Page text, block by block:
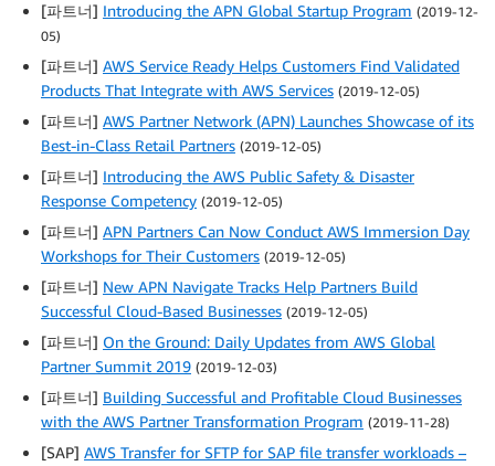
[파트너] Introducing the APN Global Startup Program (2019-12-
05)
[파트너] AWS Service Ready Helps Customers Find Validated
Products That Integrate with AWS Services (2019-12-05)
[파트너] AWS Partner Network (APN) Launches Showcase of its
Best-in-Class Retail Partners (2019-12-05)
[파트너] Introducing the AWS Public Safety & Disaster
Response Competency (2019-12-05)
[파트너] APN Partners Can Now Conduct AWS Immersion Day
Workshops for Their Customers (2019-12-05)
[파트너] New APN Navigate Tracks Help Partners Build
Successful Cloud-Based Businesses (2019-12-05)
[파트너] On the Ground: Daily Updates from AWS Global
Partner Summit 2019 (2019-12-03)
[파트너] Building Successful and Profitable Cloud Businesses
with the AWS Partner Transformation Program (2019-11-28)
[SAP] AWS Transfer for SFTP for SAP file transfer workloads –